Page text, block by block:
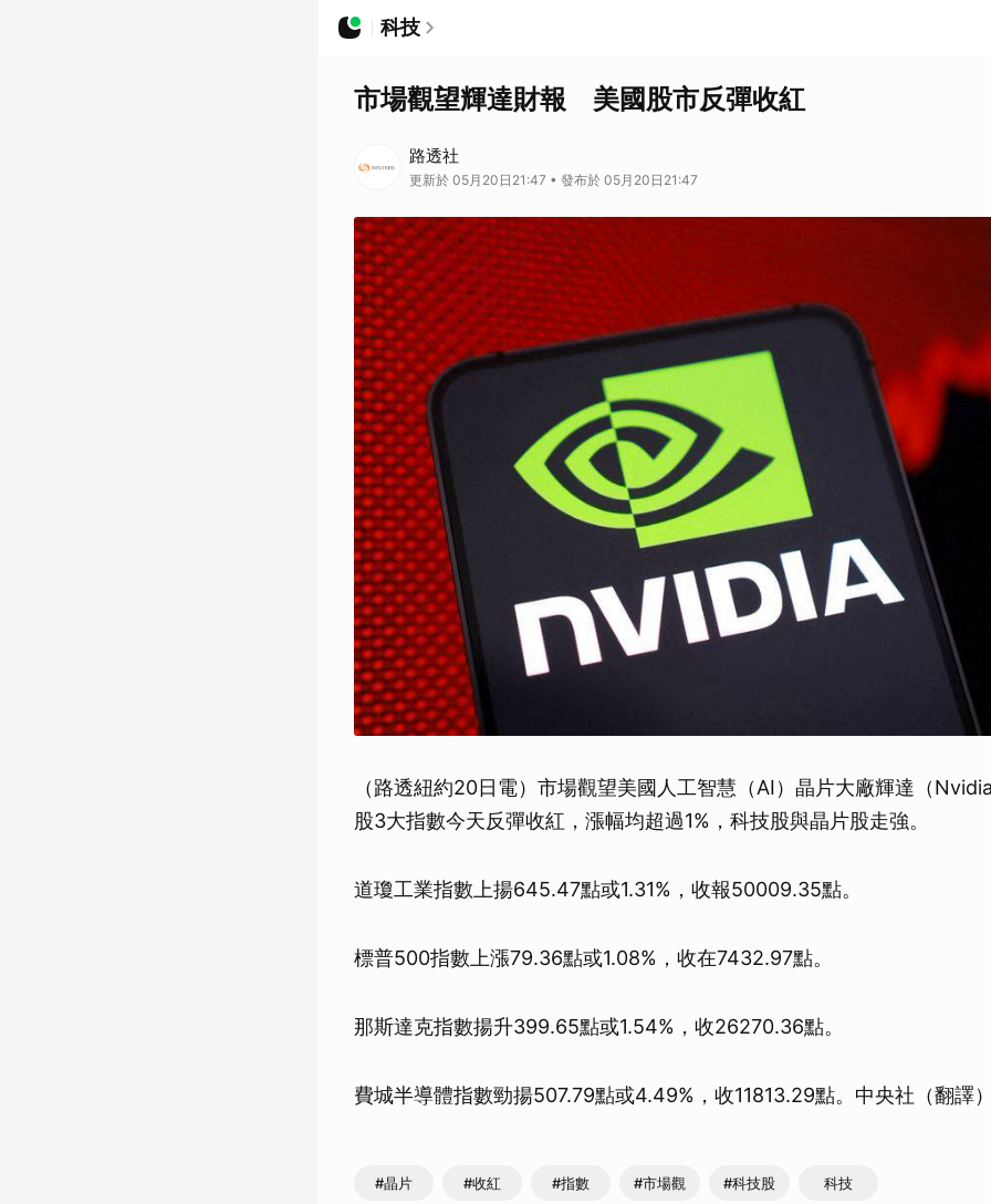
科技
市場觀望輝達財報 美國股市反彈收紅
路透社
更新於 05月20日21:47 • 發布於 05月20日21:47
（路透紐約20日電）市場觀望美國人工智慧（AI）晶片大廠輝達（
股3大指數今天反彈收紅，漲幅均超過1%，科技股與晶片股走強。
道瓊工業指數上揚645.47點或1.31%，收報50009.35點。
標普500指數上漲79.36點或1.08%，收在7432.97點。
那斯達克指數揚升399.65點或1.54%，收26270.36點。
費城半導體指數勁揚507.79點或4.49%，收11813.29點。中央社（翻譯）
#晶片 #收紅 #指數 #市場觀 #科技股 科技